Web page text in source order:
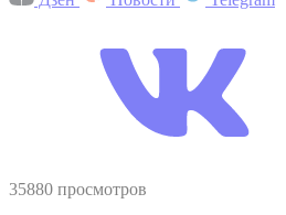
35880 просмотров